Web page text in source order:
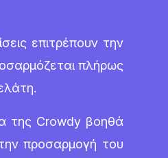
επιτρέπουν την
πλήρως
της Crowdy βοηθά
προσαρμογή του